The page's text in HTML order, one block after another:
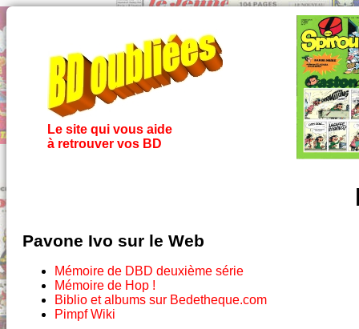
Le site qui vous aide
à retrouver vos BD
Pavone Ivo sur le Web
Mémoire de DBD deuxième série
Mémoire de Hop !
Biblio et albums sur Bedetheque.com
Pimpf Wiki